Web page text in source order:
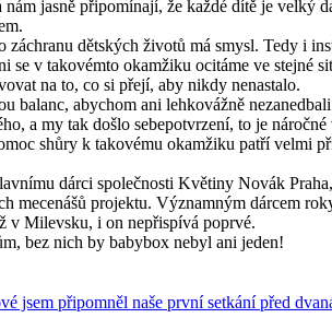
nám jasně připomínají, že každé dítě je velký
záchranu dětských životů má smysl. Tedy i
se v takovémto okamžiku ocitáme ve stejné
na to, co si přejí, aby nikdy nenastalo.
balanc, abychom ani lehkovážně
a my tak došlo sebepotvrzení, to je náročné
shůry k takovému okamžiku patří velmi
dárci společnosti Květiny Novák
mecenášů projektu. Významným dárcem
v Milevsku, i on nepřispívá poprvé.
bez nich by babybox nebyl ani jeden!